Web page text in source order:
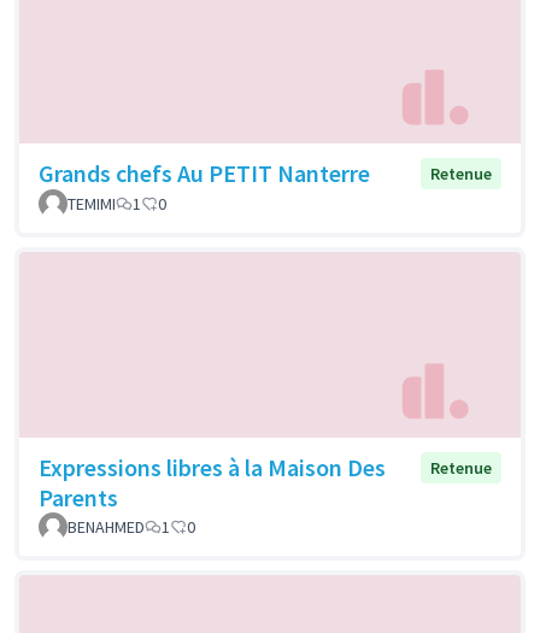
Grands chefs Au PETIT Nanterre
Retenue
TEMIMI
1 0
Expressions libres à la Maison Des
Parents
Retenue
BENAHMED 1 0